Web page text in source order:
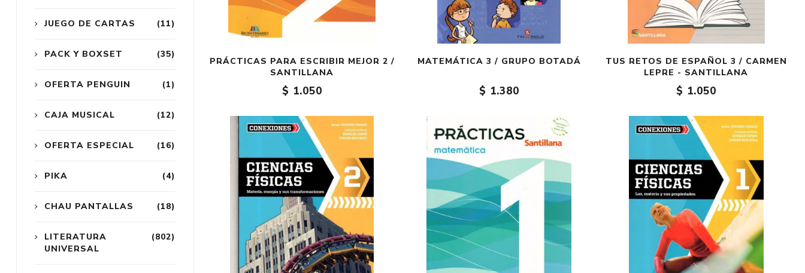
PRÁCTICAS PARA ESCRIBIR MEJOR 2 /
SANTILLANA
$ 1.050
MATEMÁTICA 3 / GRUPO BOTADÁ
$ 1.380
TUS RETOS DE ESPAÑOL 3 / CARMEN
LEPRE - SANTILLANA
$ 1.050
(11)
JUEGO DE CARTAS
(35)
PACK Y BOXSET
(1)
OFERTA PENGUIN
(12)
CAJA MUSICAL
(16)
OFERTA ESPECIAL
(4)
PIKA
(18)
CHAU PANTALLAS
(802)
LITERATURA
UNIVERSAL